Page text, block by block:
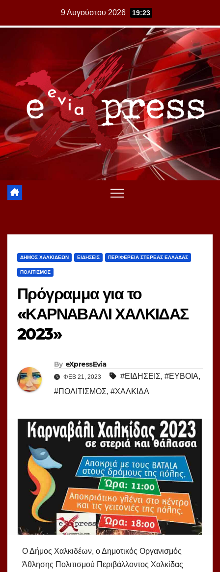
9 Αυγούστου 2026 19:23
ΔΗΜΟΣ ΧΑΛΚΙΔΕΩΝ ΕΙΔΗΣΕΙΣ ΠΕΡΙΦΕΡΕΙΑ ΣΤΕΡΕΑΣ ΕΛΛΑΔΑΣ
ΠΟΛΙΤΙΣΜΟΣ
Πρόγραμμα για το
«ΚΑΡΝΑΒΑΛΙ ΧΑΛΚΙΔΑΣ
2023»
By eXpressEvia
ΦΕΒ 21, 2023 #ΕΙΔΗΣΕΙΣ, #ΕΥΒΟΙΑ,
#ΠΟΛΙΤΙΣΜΟΣ, #ΧΑΛΚΙΔΑ
Ο Δήμος Χαλκιδέων, ο Δημοτικός Οργανισμός
Άθλησης Πολιτισμού Περιβάλλοντος Χαλκίδας